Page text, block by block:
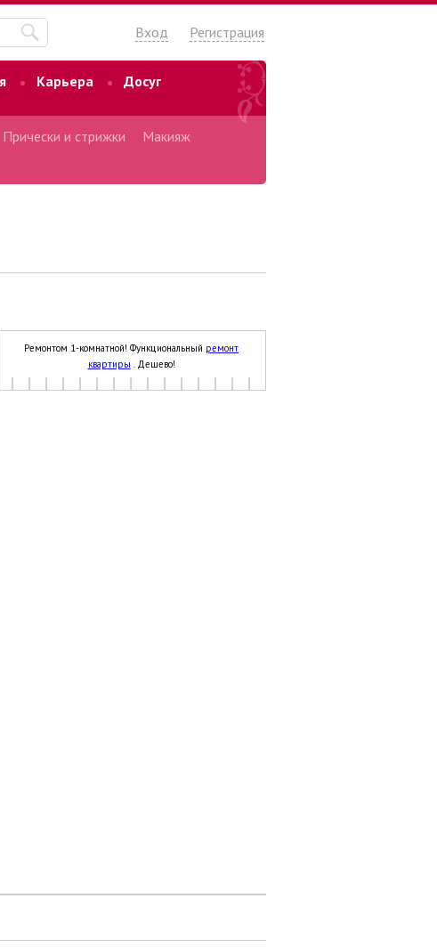
Вход Регистрация
Карьера
Досуг
Прически и стрижки
Макияж
Ремонтом 1-комнатной! Функциональный ремонт
квартиры . Дешево!